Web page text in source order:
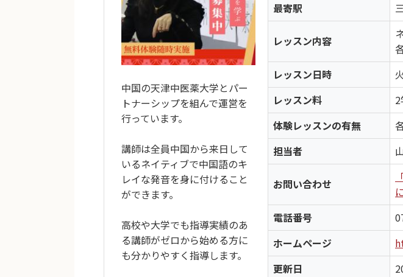
中国の天津中医薬大学とパー
トナーシップを組んで運営を
行っています。
講師は全員中国から来日して
いるネイティブで中国語のキ
レイな発音を身に付けること
ができます。
高校や大学でも指導実績のあ
る講師がゼロから始める方に
も分かりやすく指導します。
最寄駅
レッスン内容
レッスン日時
レッスン料
体験レッスンの有無
担当者
お問い合わせ
電話番号
ホームページ
更新日